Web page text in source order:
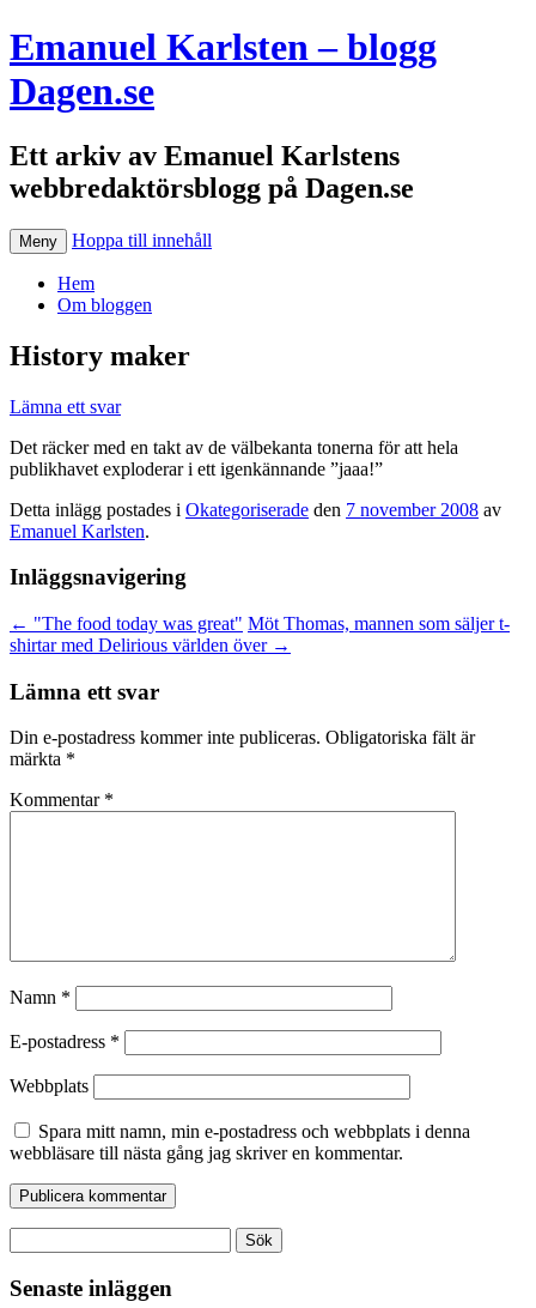
Emanuel Karlsten – blogg
Dagen.se
Ett arkiv av Emanuel Karlstens
webbredaktörsblogg på Dagen.se
Meny Hoppa till innehåll
Hem
Om bloggen
History maker
Lämna ett svar
Det räcker med en takt av de välbekanta tonerna för att hela
publikhavet exploderar i ett igenkännande ”jaaa!”
Detta inlägg postades i Okategoriserade den 7 november 2008 av
Emanuel Karlsten.
Inläggsnavigering
← "The food today was great" Möt Thomas, mannen som säljer t-
shirtar med Delirious världen över →
Lämna ett svar
Din e-postadress kommer inte publiceras. Obligatoriska fält är
märkta *
Kommentar *
Namn *
E-postadress *
Webbplats
Spara mitt namn, min e-postadress och webbplats i denna
webbläsare till nästa gång jag skriver en kommentar.
efter:
Senaste inläggen